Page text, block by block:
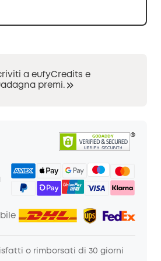
a eufyCredits e
premi.
o rimborsati di 30 giorni